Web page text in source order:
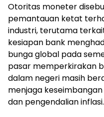
Otoritas moneter
pemantauan ketat
industri, terutama
kesiapan bank
bunga global pada
pasar memperkirakan
dalam negeri masih
menjaga
dan pengendalian inflasi.